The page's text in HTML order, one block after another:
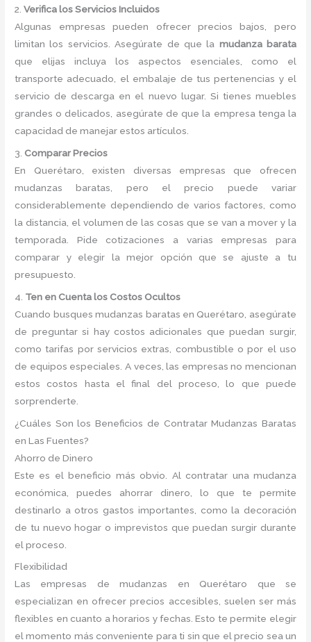
2.Verifica los Servicios Incluidos
Algunas empresas pueden ofrecer precios bajos, pero
limitan los servicios. Asegúrate de que la mudanza barata
que elijas incluya los aspectos esenciales, como el
transporte adecuado, el embalaje de tus pertenencias y el
servicio de descarga en el nuevo lugar. Si tienes muebles
grandes o delicados, asegúrate de que la empresa tenga la
capacidad de manejar estos artículos.
3. Comparar Precios
En Querétaro, existen diversas empresas que ofrecen
mudanzas baratas, pero el precio puede variar
considerablemente dependiendo de varios factores, como
la distancia, el volumen de las cosas que se van a mover y la
temporada. Pide cotizaciones a varias empresas para
comparar y elegir la mejor opción que se ajuste a tu
presupuesto.
4. Ten en Cuenta los Costos Ocultos
Cuando busques mudanzas baratas en Querétaro, asegúrate
de preguntar si hay costos adicionales que puedan surgir,
como tarifas por servicios extras, combustible o por el uso
de equipos especiales. A veces, las empresas no mencionan
estos costos hasta el final del proceso, lo que puede
sorprenderte.
¿Cuáles Son los Beneficios de Contratar Mudanzas Baratas
en Las Fuentes?
Ahorro de Dinero
Este es el beneficio más obvio. Al contratar una mudanza
económica, puedes ahorrar dinero, lo que te permite
destinarlo a otros gastos importantes, como la decoración
de tu nuevo hogar o imprevistos que puedan surgir durante
el proceso.
Flexibilidad
Las empresas de mudanzas en Querétaro que se
especializan en ofrecer precios accesibles, suelen ser más
flexibles en cuanto a horarios y fechas. Esto te permite elegir
el momento más conveniente para ti sin que el precio sea un